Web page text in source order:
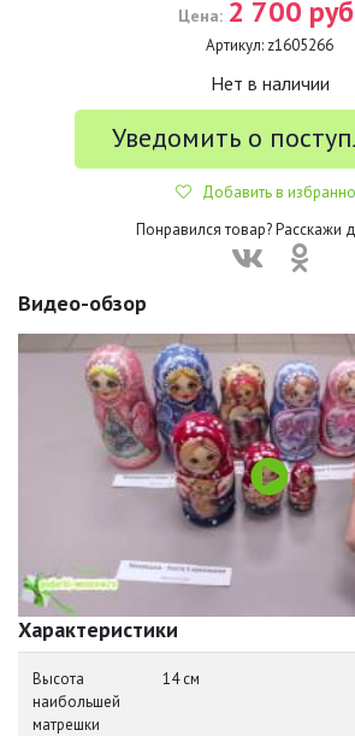
Цена: 2 700
Артикул: z1605266
Нет в наличии
Уведомить о
Добавить в
Понравился товар? Расскажи
Видео-обзор
Характеристики
Высота
наибольшей
матрешки
14 см